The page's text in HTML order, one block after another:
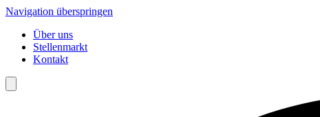
Navigation überspringen
Über uns
Stellenmarkt
Kontakt